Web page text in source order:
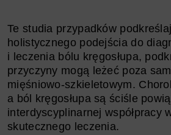
Te studia przypadków
holistycznego podejścia do
i leczenia bólu kręgosłupa,
przyczyny mogą leżeć poza
mięśniowo-szkieletowym.
a ból kręgosłupa są ściśle
interdyscyplinarnej współpracy
skutecznego leczenia.